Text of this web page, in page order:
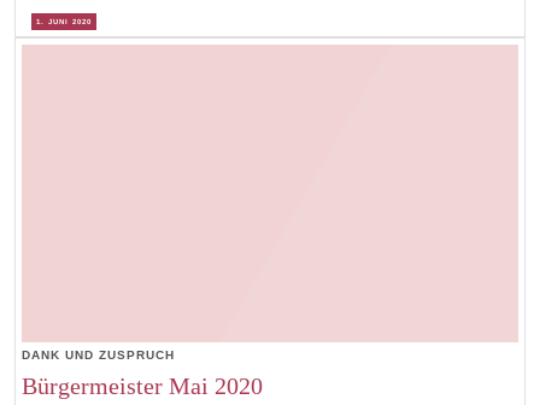
1. JUNI 2020
DANK UND ZUSPRUCH
Bürgermeister Mai 2020